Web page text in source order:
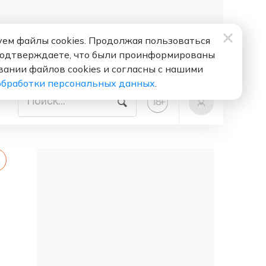
18+
файлы cookies. Продолжая пользоваться
что были проинформированы
файлов cookies и согласны с нашими
персональных данных.